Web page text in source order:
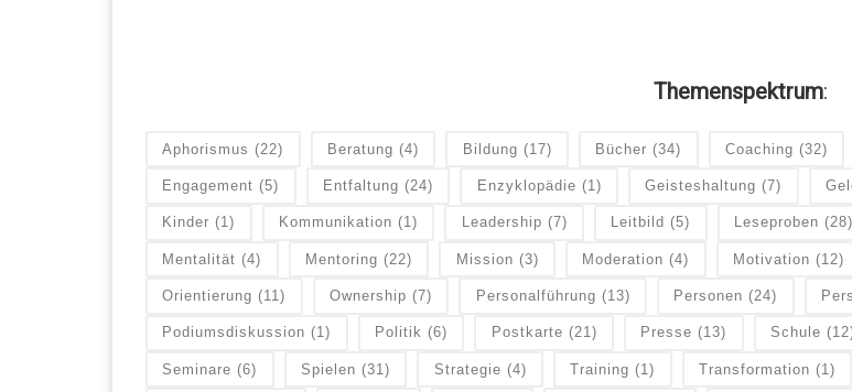
Themenspektrum:
Aphorismus (22) Beratung (4) Bildung (17) Bücher (34) Coaching (32)
Engagement (5) Entfaltung (24) Enzyklopädie (1) Geisteshaltung (7)
Kinder (1) Kommunikation (1) Leadership (7) Leitbild (5) Leseproben (28)
Mentalität (4) Mentoring (22) Mission (3) Moderation (4) Motivation (12)
Orientierung (11) Ownership (7) Personalführung (13) Personen (24)
Podiumsdiskussion (1) Politik (6) Postkarte (21) Presse (13) Schule
Seminare (6) Spielen (31) Strategie (4) Training (1) Transformation (1)